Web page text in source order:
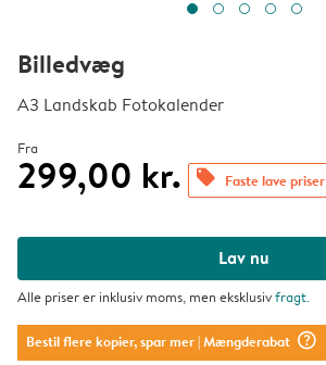
Billedvæg
A3 Landskab Fotokalender
Fra
299,00 kr. offers Faste lave priser
Lav nu
Alle priser er inklusiv moms, men eksklusivfragt.
Bestil flere kopier, spar mer| Mængderabat question_mark_circle